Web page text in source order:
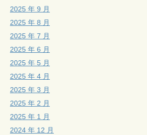
2025 年 9 月
2025 年 8 月
2025 年 7 月
2025 年 6 月
2025 年 5 月
2025 年 4 月
2025 年 3 月
2025 年 2 月
2025 年 1 月
2024 年 12 月